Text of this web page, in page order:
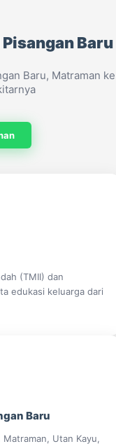
Baru
Baru, Matraman ke
(TMII) dan
edukasi keluarga dari
Baru
Matraman, Utan Kayu,